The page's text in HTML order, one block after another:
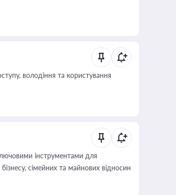
володіння та користування
інструментами для
сімейних та майнових відносин